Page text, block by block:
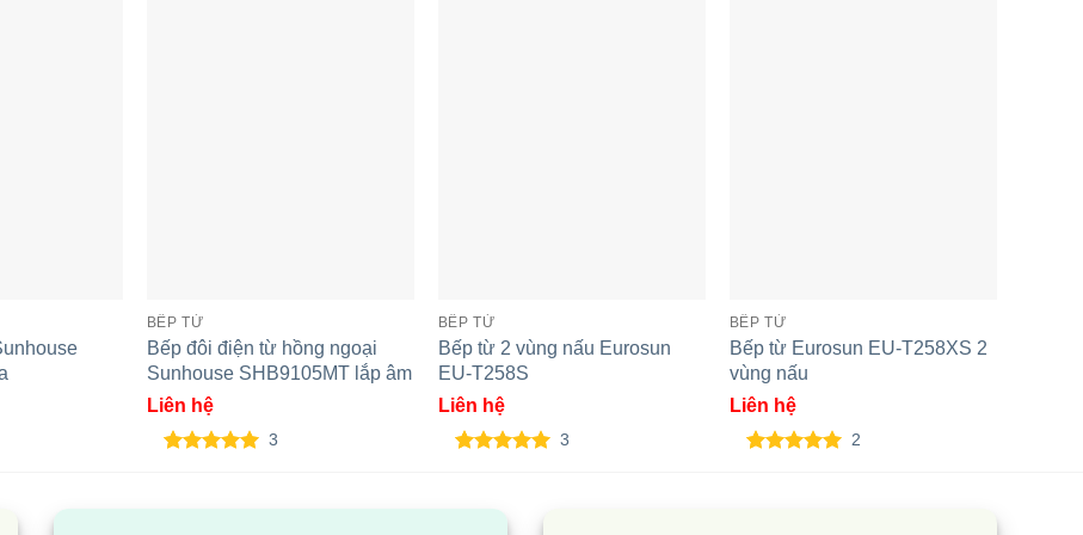
từ hồng ngoại
Mama
Bếp đôi điện từ Sunhouse
Apex APB9981
Bếp đôi điện từ SUNHOUSE
SHBDI08-PLUS
BẾP TỪ
Bếp đôi điện từ hồng ngoại
Sunhouse SHB9105MT lắp âm
Liên hệ
đánh giá
3
BẾP TỪ
Bếp từ 2 vùng nấu Eurosun
EU-T258S
Liên hệ
đánh giá
3
BẾP TỪ
Bếp từ Eurosun EU-T258XS 2
vùng nấu
Liên hệ
2